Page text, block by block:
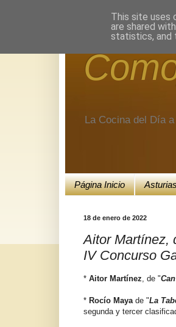
La Cocina del Día
Página Inicio
18 de enero de 2022
Aitor Martínez,
IV Concurso
* Aitor Martínez , de "
* Rocío Maya de "La
segunda y tercer
This site uses
are shared
statistics, and